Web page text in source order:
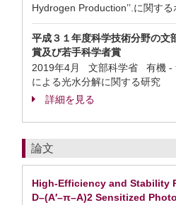
Hydrogen Production’’.に関す
平成３１年度科学技術分野の文
賞及び若手科学者賞
2019年4月 文部科学省 有機 -
による光水分解に関する研究
詳細を見る
論文
High-Efficiency and Stability
D–(A′–π–A)2 Sensitized